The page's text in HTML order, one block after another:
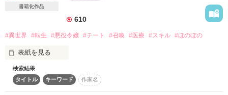
──お願いだから、わたくしの心をこれ以上かき乱さない
☆ばんび★さま
王子の花嫁には選ばれず、生きるか死ぬかの狭間で怯えながら
ロザンナは諦めのため息と共に生涯を終えるが、
……すぐに人生の幕は上がり、彼女は九歳から人生を繰り返す
こととなる。
書籍化作品
610
#異世界 #転生 #悪役令嬢 #チート #召喚 #医療 #スキル #ほのぼの
表紙を見る
私、毎日多忙な病棟ナースです。
唯一の楽しみは乙女ゲーム。
検索結果
タイトル
キーワード 作家名